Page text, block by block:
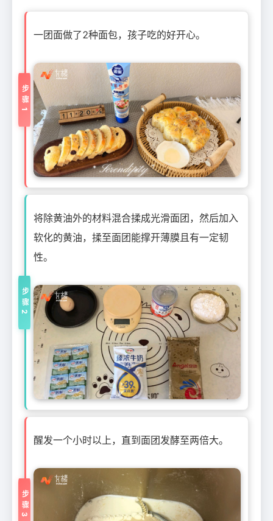
一团面做了2种面包，孩子吃的好开心。
步骤1
将除黄油外的材料混合揉成光滑面团，然后加入
软化的黄油，揉至面团能撑开薄膜且有一定韧
性。
步骤2
醒发一个小时以上，直到面团发酵至两倍大。
步骤3